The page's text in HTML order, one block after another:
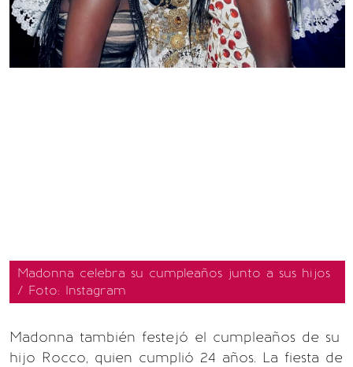
Madonna celebra su cumpleaños junto a sus hijos
/ Foto: Instagram
Madonna también festejó el cumpleaños de su
hijo Rocco, quien cumplió 24 años. La fiesta de